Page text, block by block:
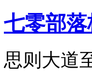
七零部落
思则大道